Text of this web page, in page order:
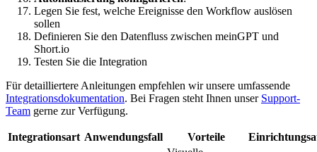
Legen Sie fest, welche Ereignisse den Workflow auslösen
sollen
Definieren Sie den Datenfluss zwischen meinGPT und
Short.io
Testen Sie die Integration
Für detailliertere Anleitungen empfehlen wir unsere umfassende
Integrationsdokumentation. Bei Fragen steht Ihnen unser Support-
Team gerne zur Verfügung.
Integrationsart Anwendungsfall Vorteile